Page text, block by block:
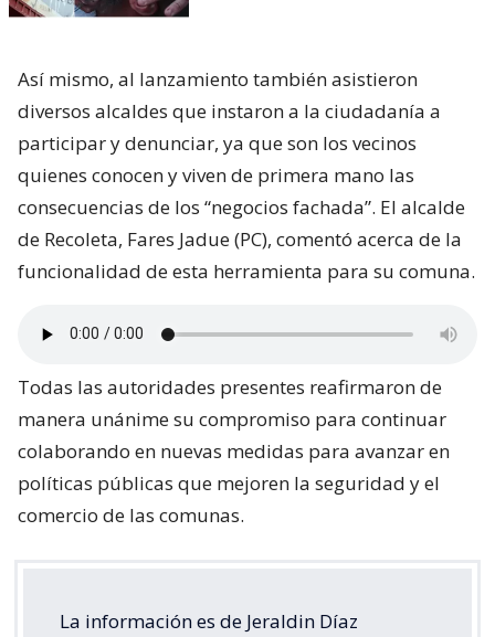
Así mismo, al lanzamiento también asistieron
diversos alcaldes que instaron a la ciudadanía a
participar y denunciar, ya que son los vecinos
quienes conocen y viven de primera mano las
consecuencias de los “negocios fachada”. El alcalde
de Recoleta, Fares Jadue (PC), comentó acerca de la
funcionalidad de esta herramienta para su comuna.
Todas las autoridades presentes reafirmaron de
manera unánime su compromiso para continuar
colaborando en nuevas medidas para avanzar en
políticas públicas que mejoren la seguridad y el
comercio de las comunas.
La información es de Jeraldin Díaz